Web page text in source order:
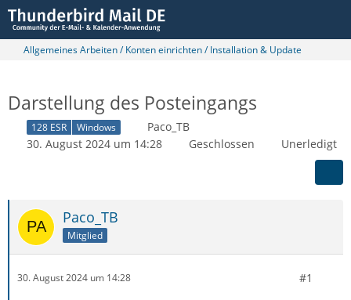
Allgemeines Arbeiten / Konten einrichten / Installation & Update
Darstellung des Posteingangs
128 ESR Windows
Paco_TB
30. August 2024 um 14:28
Geschlossen Unerledigt
Paco_TB
Mitglied
30. August 2024 um 14:28 #1